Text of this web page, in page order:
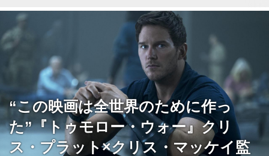
“この映画は全世界のために作っ
た”『トゥモロー・ウォー』クリ
ス・プラット×クリス・マッケイ監